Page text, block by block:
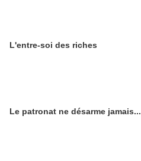
L'entre-soi des riches
Le patronat ne désarme jamais...